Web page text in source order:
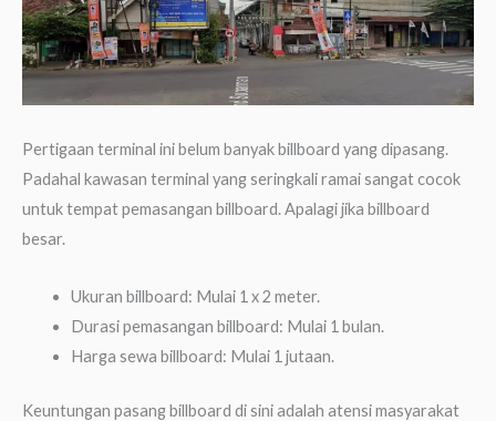
Pertigaan terminal ini belum banyak billboard yang dipasang.
Padahal kawasan terminal yang seringkali ramai sangat cocok
untuk tempat pemasangan billboard. Apalagi jika billboard
besar.
Ukuran billboard: Mulai 1 x 2 meter.
Durasi pemasangan billboard: Mulai 1 bulan.
Harga sewa billboard: Mulai 1 jutaan.
Keuntungan pasang billboard di sini adalah atensi masyarakat